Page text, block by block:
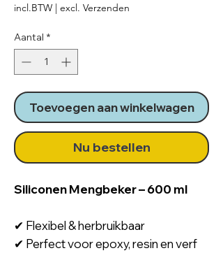
incl.BTW | excl. Verzenden
Aantal *
Toevoegen aan winkelwagen
Nu bestellen
Siliconen Mengbeker – 600 ml
✔ Flexibel & herbruikbaar
✔ Perfect voor epoxy, resin en verf